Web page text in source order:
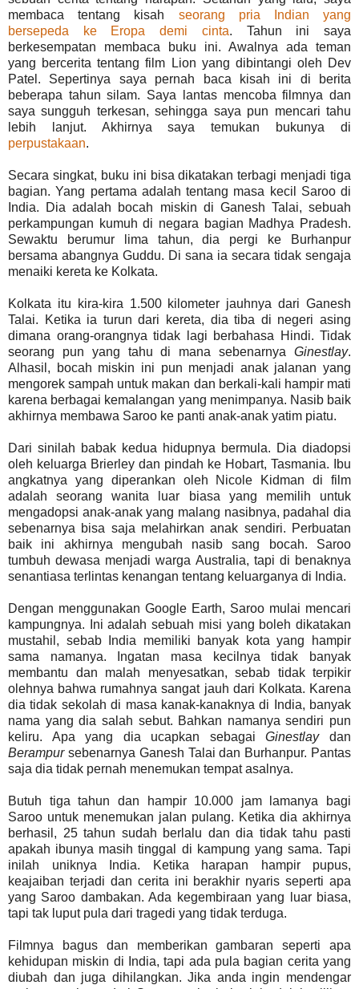
membaca tentang kisah seorang pria Indian yang
bersepeda ke Eropa demi cinta. Tahun ini saya
berkesempatan membaca buku ini. Awalnya ada teman
yang bercerita tentang film Lion yang dibintangi oleh Dev
Patel. Sepertinya saya pernah baca kisah ini di berita
beberapa tahun silam. Saya lantas mencoba filmnya dan
saya sungguh terkesan, sehingga saya pun mencari tahu
lebih lanjut. Akhirnya saya temukan bukunya di
perpustakaan.
Secara singkat, buku ini bisa dikatakan terbagi menjadi tiga
bagian. Yang pertama adalah tentang masa kecil Saroo di
India. Dia adalah bocah miskin di Ganesh Talai, sebuah
perkampungan kumuh di negara bagian Madhya Pradesh.
Sewaktu berumur lima tahun, dia pergi ke Burhanpur
bersama abangnya Guddu. Di sana ia secara tidak sengaja
menaiki kereta ke Kolkata.
Kolkata itu kira-kira 1.500 kilometer jauhnya dari Ganesh
Talai. Ketika ia turun dari kereta, dia tiba di negeri asing
dimana orang-orangnya tidak lagi berbahasa Hindi. Tidak
seorang pun yang tahu di mana sebenarnya Ginestlay.
Alhasil, bocah miskin ini pun menjadi anak jalanan yang
mengorek sampah untuk makan dan berkali-kali hampir mati
karena berbagai kemalangan yang menimpanya. Nasib baik
akhirnya membawa Saroo ke panti anak-anak yatim piatu.
Dari sinilah babak kedua hidupnya bermula. Dia diadopsi
oleh keluarga Brierley dan pindah ke Hobart, Tasmania. Ibu
angkatnya yang diperankan oleh Nicole Kidman di film
adalah seorang wanita luar biasa yang memilih untuk
mengadopsi anak-anak yang malang nasibnya, padahal dia
sebenarnya bisa saja melahirkan anak sendiri. Perbuatan
baik ini akhirnya mengubah nasib sang bocah. Saroo
tumbuh dewasa menjadi warga Australia, tapi di benaknya
senantiasa terlintas kenangan tentang keluarganya di India.
Dengan menggunakan Google Earth, Saroo mulai mencari
kampungnya. Ini adalah sebuah misi yang boleh dikatakan
mustahil, sebab India memiliki banyak kota yang hampir
sama namanya. Ingatan masa kecilnya tidak banyak
membantu dan malah menyesatkan, sebab tidak terpikir
olehnya bahwa rumahnya sangat jauh dari Kolkata. Karena
dia tidak sekolah di masa kanak-kanaknya di India, banyak
nama yang dia salah sebut. Bahkan namanya sendiri pun
keliru. Apa yang dia ucapkan sebagaiGinestlaydan
Berampur sebenarnya Ganesh Talai dan Burhanpur. Pantas
saja dia tidak pernah menemukan tempat asalnya.
Butuh tiga tahun dan hampir 10.000 jam lamanya bagi
Saroo untuk menemukan jalan pulang. Ketika dia akhirnya
berhasil, 25 tahun sudah berlalu dan dia tidak tahu pasti
apakah ibunya masih tinggal di kampung yang sama. Tapi
inilah uniknya India. Ketika harapan hampir pupus,
keajaiban terjadi dan cerita ini berakhir nyaris seperti apa
yang Saroo dambakan. Ada kegembiraan yang luar biasa,
tapi tak luput pula dari tragedi yang tidak terduga.
Filmnya bagus dan memberikan gambaran seperti apa
kehidupan miskin di India, tapi ada pula bagian cerita yang
diubah dan juga dihilangkan. Jika anda ingin mendengar